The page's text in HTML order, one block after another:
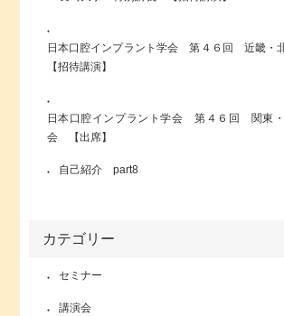
日本口腔インプラント学会 第４６回 近畿・
【招待講演】
日本口腔インプラント学会 第４６回 関東
会 【出席】
自己紹介 part8
カテゴリー
セミナー
講演会